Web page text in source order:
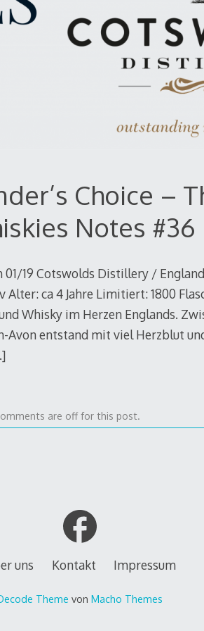
Choice –
Notes #36
01/19 Cotswolds Distillery /
Alter: ca 4 Jahre Limitiert: 1800
Whisky im Herzen Englands.
entstand mit viel Herzblut
are off for this post.
uns Kontakt Impressum
Theme von Macho Themes